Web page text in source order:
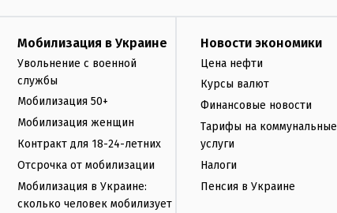
Мобилизация в Украине
Увольнение с военной
службы
Мобилизация 50+
Мобилизация женщин
Контракт для 18-24-летних
Отсрочка от мобилизации
Мобилизация в Украине:
сколько человек мобилизует
Новости экономики
Цена нефти
Курсы валют
Финансовые новости
Тарифы на коммунальные
услуги
Налоги
Пенсия в Украине